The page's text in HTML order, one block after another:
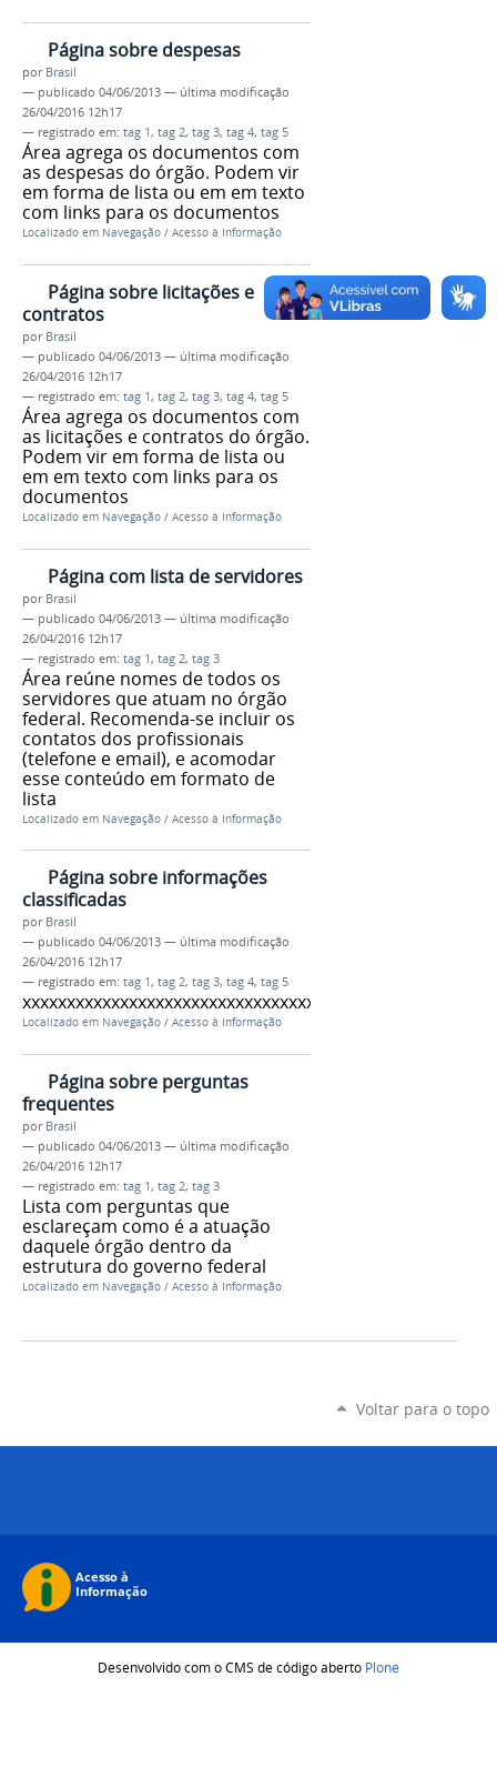
Página sobre despesas
por Brasil
— publicado 04/06/2013 — última modificação
26/04/2016 12h17
— registrado em: tag 1, tag 2, tag 3, tag 4, tag 5
Área agrega os documentos com
as despesas do órgão. Podem vir
em forma de lista ou em em texto
com links para os documentos
Localizado em Navegação / Acesso à Informação
Página sobre licitações e
contratos
por Brasil
— publicado 04/06/2013 — última modificação
26/04/2016 12h17
— registrado em: tag 1, tag 2, tag 3, tag 4, tag 5
Área agrega os documentos com
as licitações e contratos do órgão.
Podem vir em forma de lista ou
em em texto com links para os
documentos
Localizado em Navegação / Acesso à Informação
Página com lista de servidores
por Brasil
— publicado 04/06/2013 — última modificação
26/04/2016 12h17
— registrado em: tag 1, tag 2, tag 3
Área reúne nomes de todos os
servidores que atuam no órgão
federal. Recomenda-se incluir os
contatos dos profissionais
(telefone e email), e acomodar
esse conteúdo em formato de
lista
Localizado em Navegação / Acesso à Informação
Página sobre informações
classificadas
por Brasil
— publicado 04/06/2013 — última modificação
26/04/2016 12h17
— registrado em: tag 1, tag 2, tag 3, tag 4, tag 5
xxxxxxxxxxxxxxxxxxxxxxxxxxxxxxxxxxxx
Localizado em Navegação / Acesso à Informação
Página sobre perguntas
frequentes
por Brasil
— publicado 04/06/2013 — última modificação
26/04/2016 12h17
— registrado em: tag 1, tag 2, tag 3
Lista com perguntas que
esclareçam como é a atuação
daquele órgão dentro da
estrutura do governo federal
Localizado em Navegação / Acesso à Informação
Voltar para o topo
Desenvolvido com o CMS de código aberto Plone